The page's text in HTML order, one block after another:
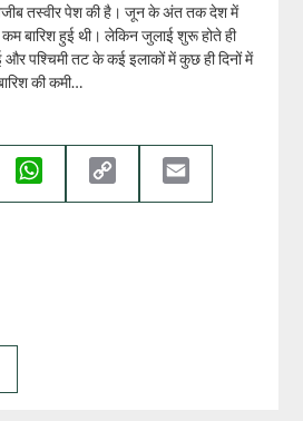
तस्वीर पेश की है। जून के अंत तक देश में
बारिश हुई थी। लेकिन जुलाई शुरू होते ही
पश्चिमी तट के कई इलाकों में कुछ ही दिनों में
की कमी…
WhatsApp
Link